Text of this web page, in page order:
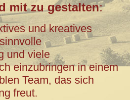
mit zu gestalten:
und kreatives
und viele
einzubringen in einem
Team, das sich
freut.